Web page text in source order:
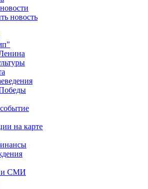
новость
на карте
и СМИ